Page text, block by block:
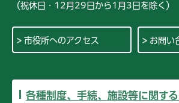
（祝休日・12月29日から1月3日を除く）
市役所へのアクセス お問い
各種制度、手続、施設等に関す